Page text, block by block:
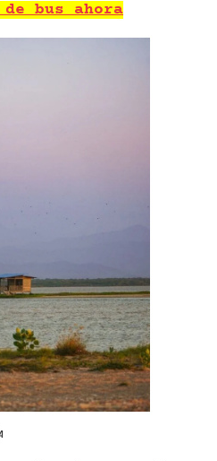
de bus ahora